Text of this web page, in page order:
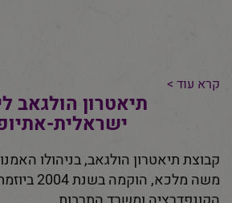
קרא עוד >
תיאטרון הולגאב
ישראלית-
קבוצת תיאטרון הולגאב, בניהולו
משה מלכא,